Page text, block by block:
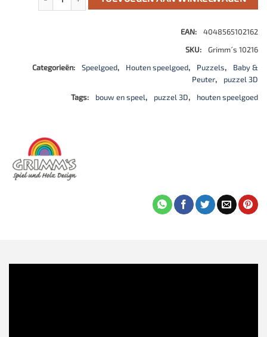
EAN:
4048565102162
SKU:
Grimm´s 10216
Categorieën:
Speelgoed, Houten speelgoed, Puzzels,
Baby &
Peuter,
puzzel 3D
Tags:
bouw en speel, puzzel 3D, houten speelgoed